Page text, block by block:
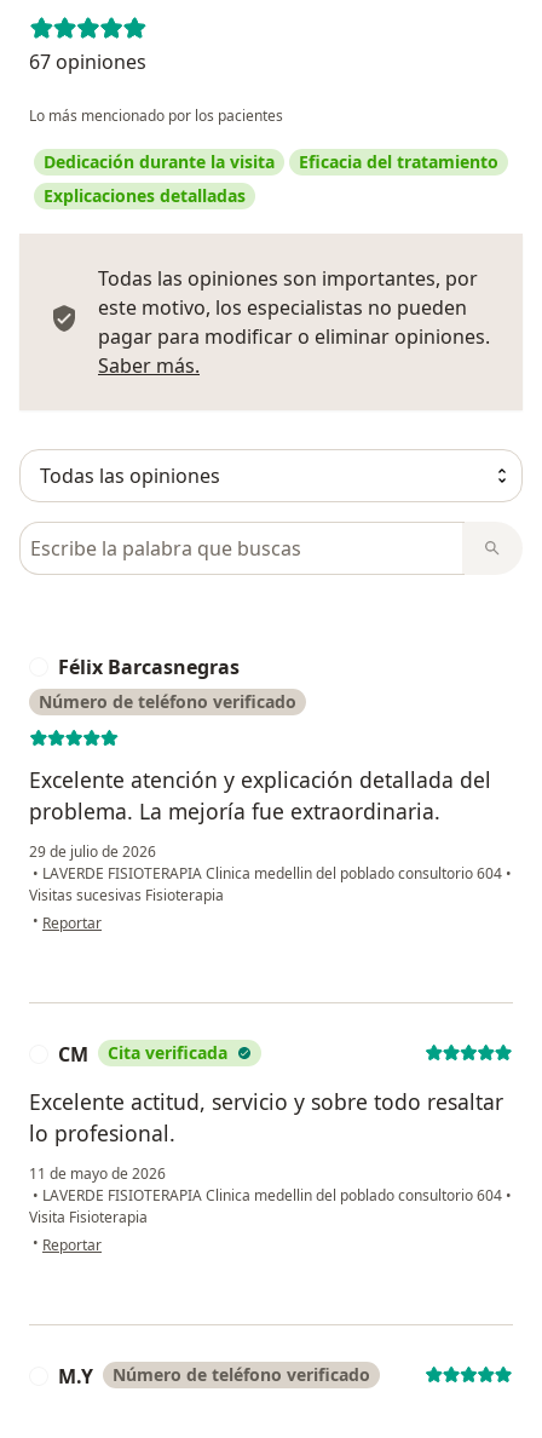
67 opiniones
Lo más mencionado por los pacientes
Dedicación durante la visita
Eficacia del tratamiento
Explicaciones detalladas
Todas las opiniones son importantes, por
este motivo, los especialistas no pueden
pagar para modificar o eliminar opiniones.
Saber más.
Busca en opiniones
Félix Barcasnegras
Número de teléfono verificado
Excelente atención y explicación detallada del
problema. La mejoría fue extraordinaria.
29 de julio de 2026
• LAVERDE FISIOTERAPIA Clinica medellin del poblado consultorio 604 •
Visitas sucesivas Fisioterapia
• en opinión del usuario Félix Barcasnegras
Reportar
CM Cita verificada
Excelente actitud, servicio y sobre todo resaltar
lo profesional.
11 de mayo de 2026
• LAVERDE FISIOTERAPIA Clinica medellin del poblado consultorio 604 •
Visita Fisioterapia
• en opinión del usuario CM
Reportar
M.Y Número de teléfono verificado